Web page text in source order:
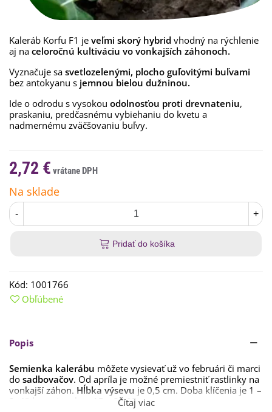
Kaleráb Korfu F1 je veľmi skorý hybrid vhodný na rýchlenie
aj na celoročnú kultiváciu vo vonkajších záhonoch.
Vyznačuje sa svetlozelenými, plocho guľovitými buľvami
bez antokyanu s jemnou bielou dužninou.
Ide o odrodu s vysokou odolnosťou proti drevnateniu,
praskaniu, predčasnému vybiehaniu do kvetu a
nadmernému zväčšovaniu buľvy.
2,72 €
Na sklade
- +
Pridať do košíka
Kód: 1001766
Obľúbené
Popis
Semienka kalerábu môžete vysievať už vo februári či marci
do sadbovačov. Od apríla je možné premiestniť rastlinky na
vonkajší záhon. Hĺbka výsevu je 0,5 cm. Doba klíčenia je 1 –
2 týždne pri teplote 15 – 20 °C.Čítaj viac